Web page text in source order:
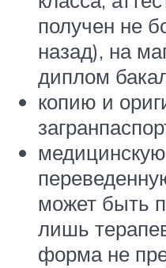
получен не
назад), на
диплом
копию и
может быть
лишь
форма не